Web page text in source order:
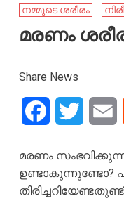
നമ്മുടെ ശരീരം
മരണം
Share News
FacebookTwitter
മരണം
ഉണ്ടാകുന്നുണ്ടോ?